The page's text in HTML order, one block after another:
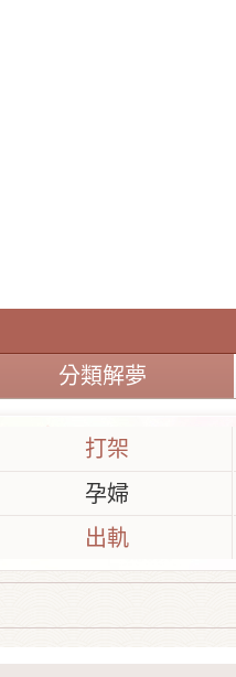
分類解夢
打架
孕婦
出軌